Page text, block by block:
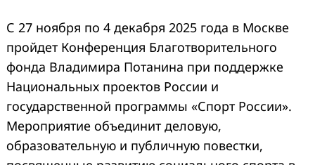
С 27 ноября по 4 декабря 2025 года в Москве
пройдет Конференция Благотворительного
фонда Владимира Потанина при поддержке
Национальных проектов России и
государственной программы «Спорт России».
Мероприятие объединит деловую,
образовательную и публичную повестки,